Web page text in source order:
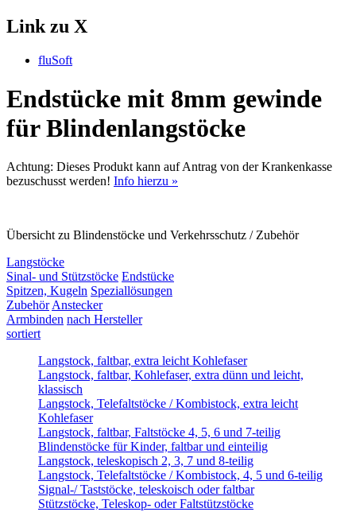
Link zu X
fluSoft
Endstücke mit 8mm gewinde
für Blindenlangstöcke
Achtung: Dieses Produkt kann auf Antrag von der Krankenkasse
bezuschusst werden! Info hierzu »
Übersicht zu Blindenstöcke und Verkehrsschutz / Zubehör
Langstöcke
Sinal- und Stützstöcke Endstücke
Spitzen, Kugeln Speziallösungen
Zubehör Anstecker
Armbinden nach Hersteller
sortiert
Langstock, faltbar, extra leicht Kohlefaser
Langstock, faltbar, Kohlefaser, extra dünn und leicht,
klassisch
Langstock, Telefaltstöcke / Kombistock, extra leicht
Kohlefaser
Langstock, faltbar, Faltstöcke 4, 5, 6 und 7-teilig
Blindenstöcke für Kinder, faltbar und einteilig
Langstock, teleskopisch 2, 3, 7 und 8-teilig
Langstock, Telefaltstöcke / Kombistock, 4, 5 und 6-teilig
Signal-/ Taststöcke, teleskoisch oder faltbar
Stützstöcke, Teleskop- oder Faltstützstöcke